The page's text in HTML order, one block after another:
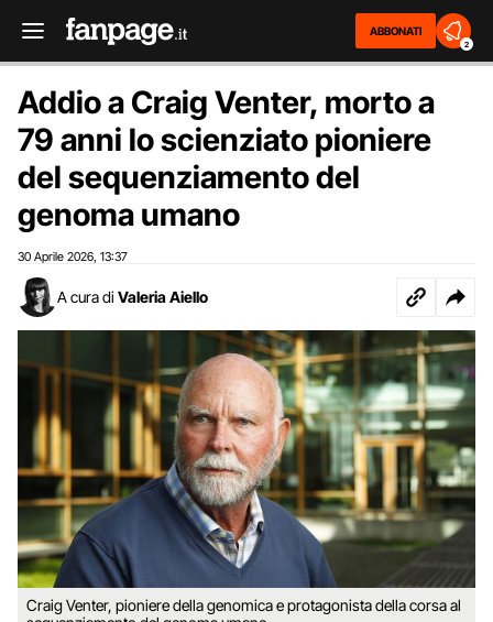
ABBONATI
2
Addio a Craig Venter, morto a
79 anni lo scienziato pioniere
del sequenziamento del
genoma umano
30 Aprile 2026 13:37
A cura di Valeria Aiello
Craig Venter, pioniere della genomica e protagonista della corsa al